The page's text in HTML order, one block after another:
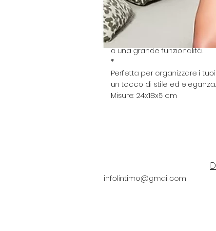
* Elegante borsa da toilette
verde, marrone e rosa,
per la cura personale.
* Ideale per viaggiare o da
a una grande funzionalità.
*
Perfetta per organizzare i
un tocco di stile ed eleganza.
Misure: 24x18x5 cm
infolintimo@gmail.com